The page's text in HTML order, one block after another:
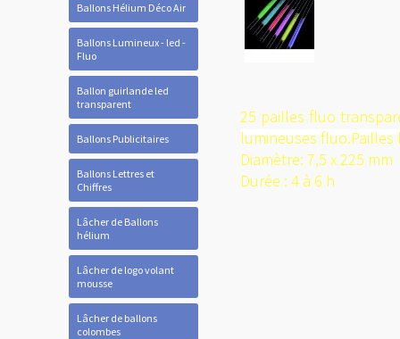
Ballons Hélium Déco Air
Ballons Lumineux - led -
Fluo
Ballon guirlande led
transparent
Ballons Publicitaires
Ballons Lettres et
Chiffres
Lâcher de Ballons
hélium
Lâcher de logo volant
mousse
Lâcher de ballons
colombes
25 pailles fluo
lumineuses
Diamètre: 7,5 x 225 mm
Durée : 4 à 6 h